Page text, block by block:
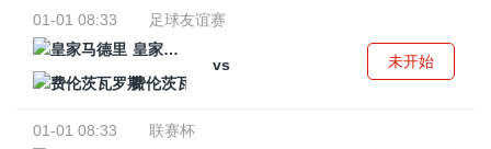
01-01 08:33
足球友谊赛
皇家马德里
vs
费伦茨瓦罗斯
未开始
01-01 08:33
联赛杯